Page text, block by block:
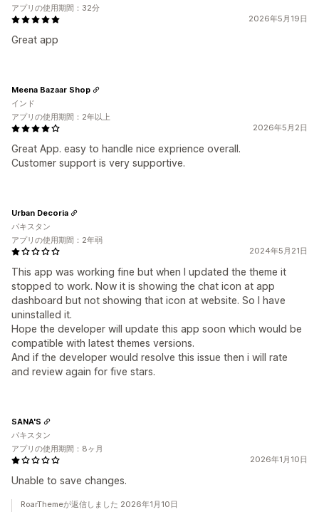
2026年5月19日
Great app
アプリの使用期間：32分
2026年5月2日
Great App. easy to handle nice exprience overall.
Customer support is very supportive.
Meena Bazaar Shop
インド
アプリの使用期間：2年以上
2024年5月21日
This app was working fine but when I updated the theme it
stopped to work. Now it is showing the chat icon at app
dashboard but not showing that icon at website. So I have
uninstalled it.
Hope the developer will update this app soon which would be
compatible with latest themes versions.
And if the developer would resolve this issue then i will rate
and review again for five stars.
Urban Decoria
パキスタン
アプリの使用期間：2年弱
2026年1月10日
Unable to save changes.
SANA'S
パキスタン
アプリの使用期間：8ヶ月
RoarThemeが返信しました 2026年1月10日